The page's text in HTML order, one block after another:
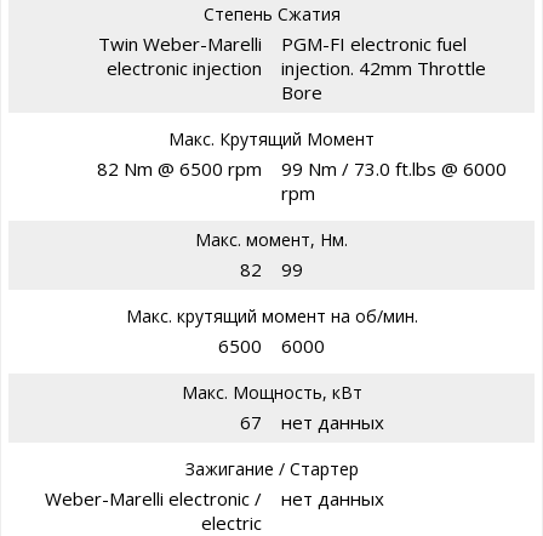
Степень Сжатия
Twin Weber-Marelli
electronic injection
PGM-FI electronic fuel
injection. 42mm Throttle
Bore
Макс. Крутящий Момент
82 Nm @ 6500 rpm
99 Nm / 73.0 ft.lbs @ 6000
rpm
Макс. момент, Нм.
82 99
Макс. крутящий момент на об/мин.
6500 6000
Макс. Мощность, кВт
67 нет данных
Зажигание / Стартер
Weber-Marelli electronic /
electric
нет данных